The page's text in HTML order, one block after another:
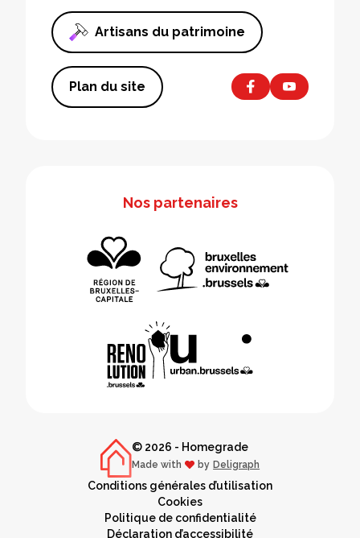
Artisans du patrimoine
Plan du site
Nos partenaires
© 2026 - Homegrade
Made with love
by Deligraph
Conditions générales d’utilisation
Cookies
Politique de confidentialité
Déclaration d’accessibilité